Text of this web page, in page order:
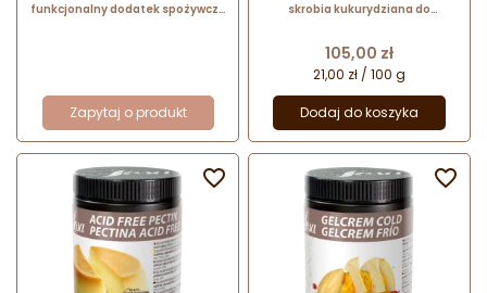
funkcjonalny dodatek spożywczy
Zapytaj o produkt
skrobia kukurydziana do
48640 Sosa Ingredients
Cena
105,00 zł
21,00 zł / 100 g
Dodaj do koszyka
 